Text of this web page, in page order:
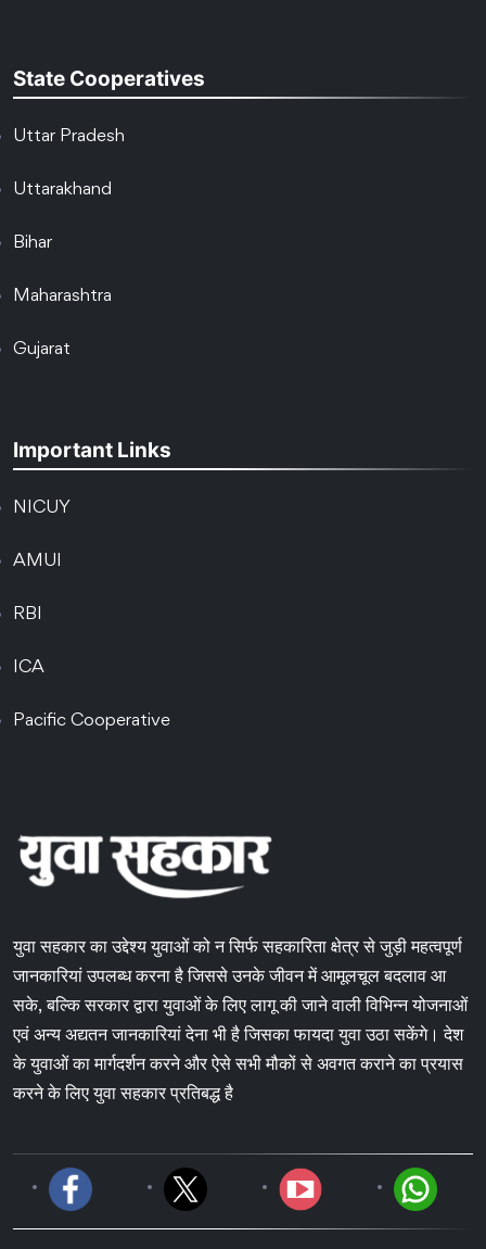
State Cooperatives
Uttar Pradesh
Uttarakhand
Bihar
Maharashtra
Gujarat
Important Links
NICUY
AMUI
RBI
ICA
Pacific Cooperative
युवा सहकार का उद्देश्य युवाओं को न सिर्फ सहकारिता क्षेत्र से जुड़ी महत्वपूर्ण
जानकारियां उपलब्ध करना है जिससे उनके जीवन में आमूलचूल बदलाव आ
सके, बल्कि सरकार द्वारा युवाओं के लिए लागू की जाने वाली विभिन्न योजनाओं
एवं अन्य अद्यतन जानकारियां देना भी है जिसका फायदा युवा उठा सकेंगे। देश
के युवाओं का मार्गदर्शन करने और ऐसे सभी मौकों से अवगत कराने का प्रयास
करने के लिए युवा सहकार प्रतिबद्ध है